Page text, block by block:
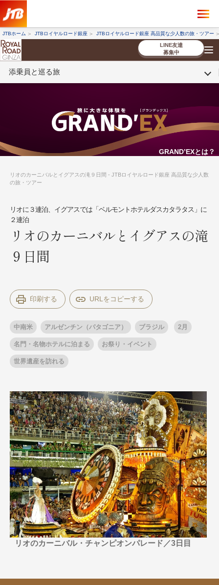
JTBホーム JTBロイヤルロード銀座 JTBロイヤルロード銀座 高品質な少人数の旅・ツアー
LINE友達
募集中
添乗員と巡る旅
の流れ
なさまへ
条件から探す
条件から探す
出発月
6月
7月 8月
9月
10月
11月
12月
お盆・夏休み
年末年始
ブランド
“知究”紀行
目的・テーマから探す
美術鑑賞
ヨーロッパの田舎（村・町）
名門・名物ホテルに泊まる
特別企画
グルメ
リゾート
一都市滞在
お祭り・イベント
絶景
日系航空会社で行く
世界遺産を訪れる
1度は見てみたい遺跡
野生動物に出合う
オーロラ
音楽鑑賞
名画鑑賞
ハイキング・トレッキング
条件から探す
条件から探す
出発月
9月
10月 11月
12月
お盆・夏休み
年末年始
ブランド
夢の休日 煌
夢の休日 国内旅行
四季彩紀行
紅葉
花火
祭り
季節の風景
特別企画
ラグジュアリーバスでめぐる
ガンツウ
ななつ星in九州
TWILIGHT EXPRESS 瑞風
美食・旬の味覚を味わう
アドベンチャーツーリズム・ウォー
キング
観光列車
島旅
芸術鑑賞（美術、音楽）・講師同行
の旅
GRAND’EXとは？
リオのカーニバルとイグアスの滝９日間 - JTBロイヤルロード銀座 高品質な少人数
の旅・ツアー
リオに３連泊、イグアスでは「ベルモントホテルダスカタラタス」に
２連泊
リオのカーニバルとイグアスの滝
９日間
印刷する
中南米 アルゼンチン（パタゴニア） ブラジル 2月
名門・名物ホテルに泊まる お祭り・イベント
世界遺産を訪れる
リオのカーニバル・チャンピオンパレード／3日目
ツアーを探す ×
海外ツアー 国内ツアー